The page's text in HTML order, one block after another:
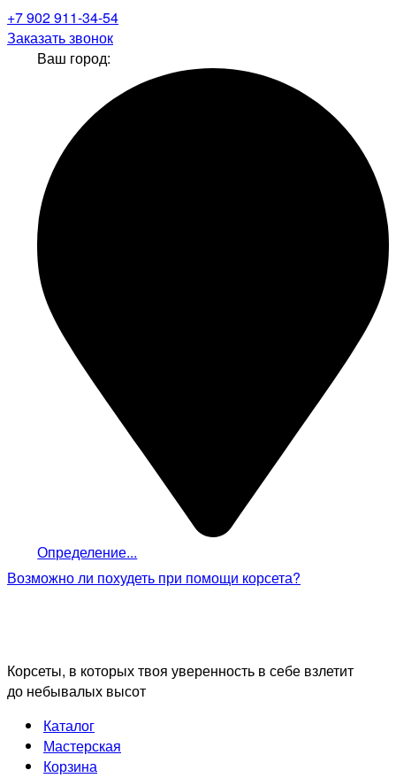
+7 902 911-34-54
Заказать звонок
Ваш город:
Определение...
Возможно ли похудеть при помощи корсета?
Корсеты, в которых твоя уверенность в себе взлетит
до небывалых высот
Каталог
Мастерская
Корзина